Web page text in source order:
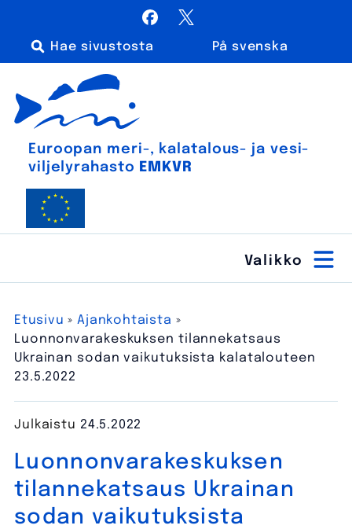
Facebook
På svenska
Haku:
Euroopan meri-, kalatalous- ja vesiviljelyrahasto
Euroopan meri-, kala­talous- ja vesi­
viljely­rahasto
EMKVR
Etusivu »Ajankohtaista »
Luonnonvarakeskuksen tilannekatsaus
Ukrainan sodan vaikutuksista kalatalouteen
23.5.2022
Luonnonvarakeskuksen
tilannekatsaus Ukrainan
sodan vaikutuksista
Julkaistu 24.5.2022